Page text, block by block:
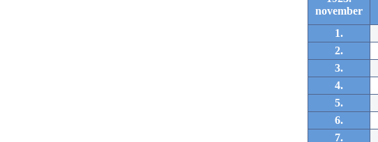
november
1.
2.
3.
4.
5.
6.
7.